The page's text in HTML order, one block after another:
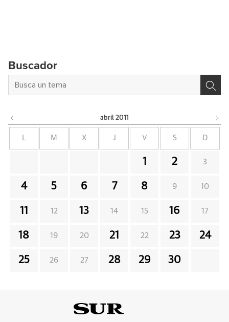
Buscador
abril 2011
L M X J V S D
1 2 3
4 5 6 7 8 9 10
11 12 13 14 15 16 17
18 19 20 21 22 23 24
25 26 27 28 29 30